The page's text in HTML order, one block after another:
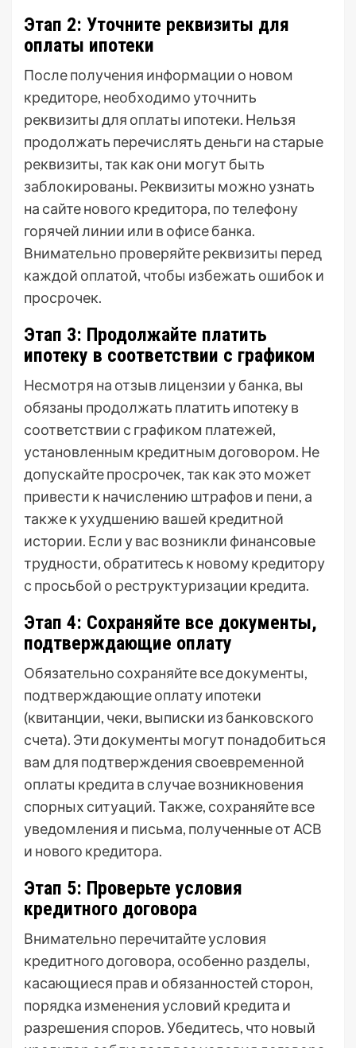
Этап 2: Уточните реквизиты для
оплаты ипотеки
После получения информации о новом
кредиторе, необходимо уточнить
реквизиты для оплаты ипотеки. Нельзя
продолжать перечислять деньги на старые
реквизиты, так как они могут быть
заблокированы. Реквизиты можно узнать
на сайте нового кредитора, по телефону
горячей линии или в офисе банка.
Внимательно проверяйте реквизиты перед
каждой оплатой, чтобы избежать ошибок и
просрочек.
Этап 3: Продолжайте платить
ипотеку в соответствии с графиком
Несмотря на отзыв лицензии у банка, вы
обязаны продолжать платить ипотеку в
соответствии с графиком платежей,
установленным кредитным договором. Не
допускайте просрочек, так как это может
привести к начислению штрафов и пени, а
также к ухудшению вашей кредитной
истории. Если у вас возникли финансовые
трудности, обратитесь к новому кредитору
с просьбой о реструктуризации кредита.
Этап 4: Сохраняйте все документы,
подтверждающие оплату
Обязательно сохраняйте все документы,
подтверждающие оплату ипотеки
(квитанции, чеки, выписки из банковского
счета). Эти документы могут понадобиться
вам для подтверждения своевременной
оплаты кредита в случае возникновения
спорных ситуаций. Также, сохраняйте все
уведомления и письма, полученные от АСВ
и нового кредитора.
Этап 5: Проверьте условия
кредитного договора
Внимательно перечитайте условия
кредитного договора, особенно разделы,
касающиеся прав и обязанностей сторон,
порядка изменения условий кредита и
разрешения споров. Убедитесь, что новый